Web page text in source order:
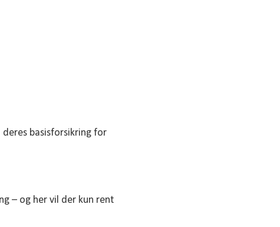
basisforsikring for
– og her vil der kun rent